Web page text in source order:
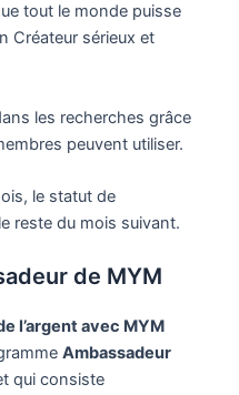
tout le monde puisse
Créateur sérieux et
les recherches grâce
peuvent utiliser.
le statut de
reste du mois suivant.
de MYM
l’argent avec MYM
Ambassadeur
qui consiste